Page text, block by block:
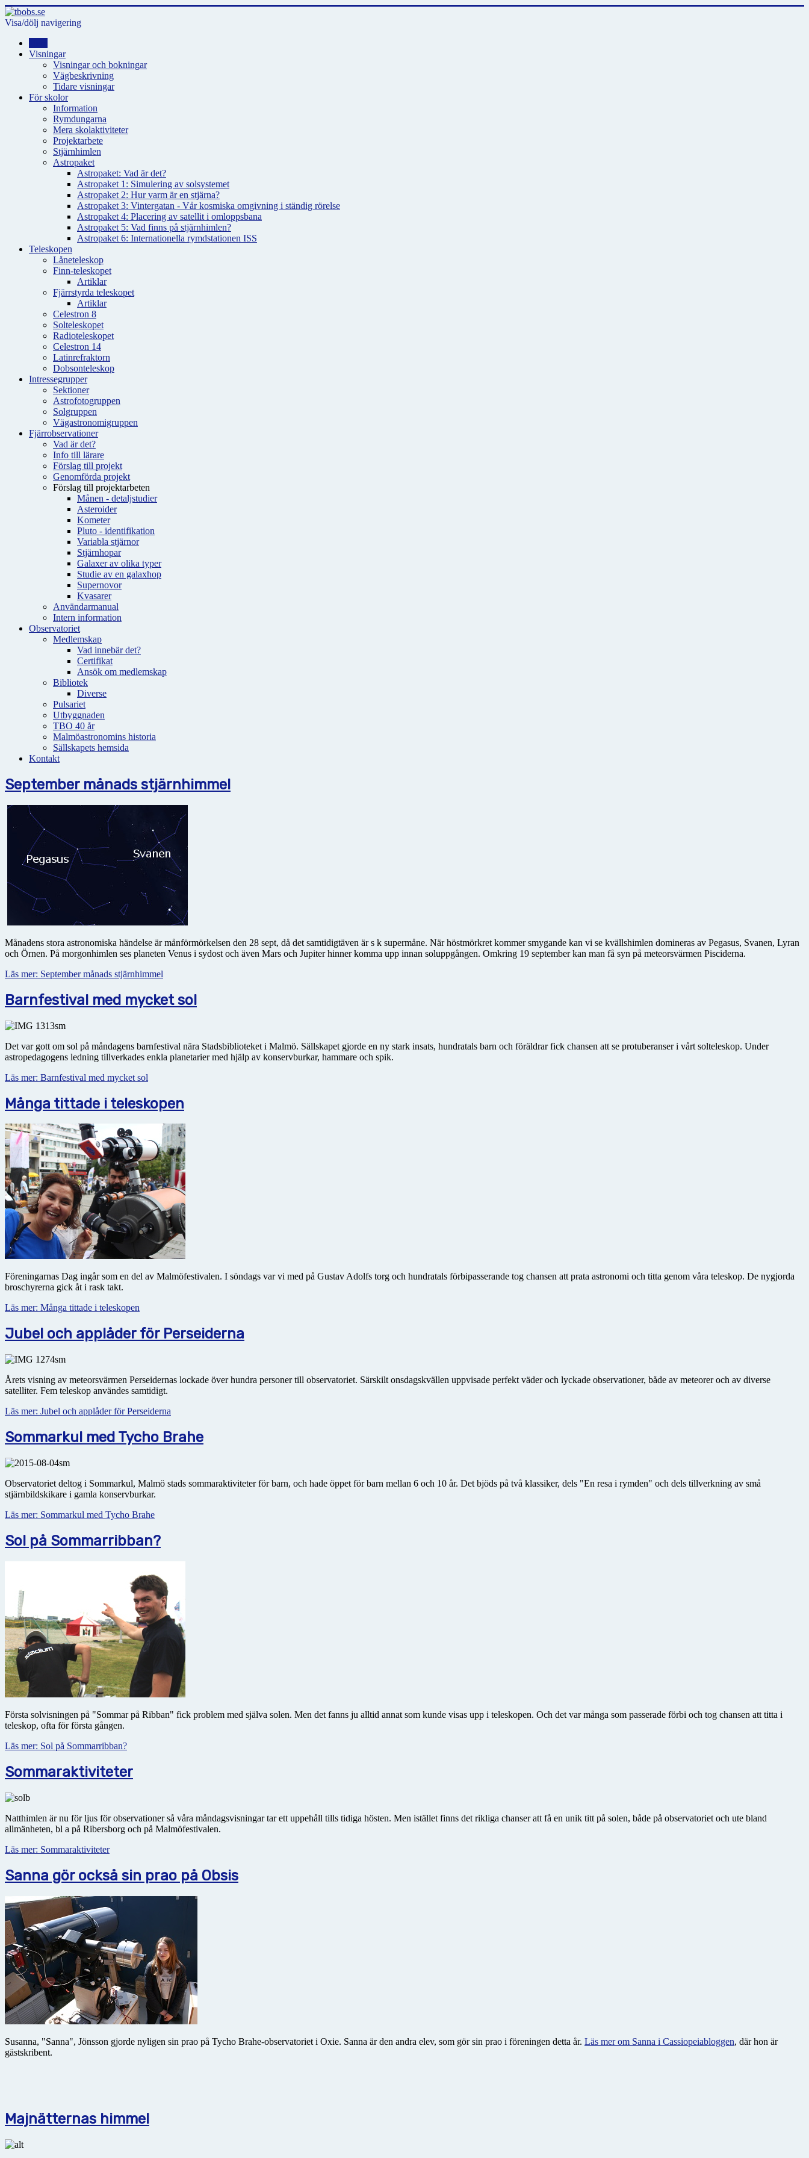
Visa/dölj navigering
Visningar
Visningar och bokningar
Vägbeskrivning
Tidare visningar
För skolor
Information
Rymdungarna
Mera skolaktiviteter
Projektarbete
Stjärnhimlen
Astropaket
Astropaket: Vad är det?
Astropaket 1: Simulering av solsystemet
Astropaket 2: Hur varm är en stjärna?
Astropaket 3: Vintergatan - Vår kosmiska omgivning i ständig rörelse
Astropaket 4: Placering av satellit i omloppsbana
Astropaket 5: Vad finns på stjärnhimlen?
Astropaket 6: Internationella rymdstationen ISS
Teleskopen
Låneteleskop
Finn-teleskopet
Artiklar
Fjärrstyrda teleskopet
Artiklar
Celestron 8
Solteleskopet
Radioteleskopet
Celestron 14
Latinrefraktorn
Dobsonteleskop
Intressegrupper
Sektioner
Astrofotogruppen
Solgruppen
Vägastronomigruppen
Fjärrobservationer
Vad är det?
Info till lärare
Förslag till projekt
Genomförda projekt
Förslag till projektarbeten
Månen - detaljstudier
Asteroider
Kometer
Pluto - identifikation
Variabla stjärnor
Stjärnhopar
Galaxer av olika typer
Studie av en galaxhop
Supernovor
Kvasarer
Användarmanual
Intern information
Observatoriet
Medlemskap
Vad innebär det?
Certifikat
Ansök om medlemskap
Bibliotek
Diverse
Pulsariet
Utbyggnaden
TBO 40 år
Malmöastronomins historia
Sällskapets hemsida
Kontakt
September månads stjärnhimmel
Månadens stora astronomiska händelse är månförmörkelsen den 28 sept, då det samtidigtäven är s k supermåne. När höstmörkret kommer smygande kan vi se kvällshimlen domineras av Pegasus, Svanen, Lyran
och Örnen. På morgonhimlen ses planeten Venus i sydost och även Mars och Jupiter hinner komma upp innan soluppgången. Omkring 19 september kan man få syn på meteorsvärmen Pisciderna.
Läs mer: September månads stjärnhimmel
Barnfestival med mycket sol
Det var gott om sol på måndagens barnfestival nära Stadsbiblioteket i Malmö. Sällskapet gjorde en ny stark insats, hundratals barn och föräldrar fick chansen att se protuberanser i vårt solteleskop. Under
astropedagogens ledning tillverkades enkla planetarier med hjälp av konservburkar, hammare och spik.
Läs mer: Barnfestival med mycket sol
Många tittade i teleskopen
Föreningarnas Dag ingår som en del av Malmöfestivalen. I söndags var vi med på Gustav Adolfs torg och hundratals förbipasserande tog chansen att prata astronomi och titta genom våra teleskop. De nygjorda
broschyrerna gick åt i rask takt.
Läs mer: Många tittade i teleskopen
Jubel och applåder för Perseiderna
Årets visning av meteorsvärmen Perseidernas lockade över hundra personer till observatoriet. Särskilt onsdagskvällen uppvisade perfekt väder och lyckade observationer, både av meteorer och av diverse
satelliter. Fem teleskop användes samtidigt.
Läs mer: Jubel och applåder för Perseiderna
Sommarkul med Tycho Brahe
Observatoriet deltog i Sommarkul, Malmö stads sommaraktiviteter för barn, och hade öppet för barn mellan 6 och 10 år. Det bjöds på två klassiker, dels "En resa i rymden" och dels tillverkning av små
stjärnbildskikare i gamla konservburkar.
Läs mer: Sommarkul med Tycho Brahe
Sol på Sommarribban?
Första solvisningen på "Sommar på Ribban" fick problem med själva solen. Men det fanns ju alltid annat som kunde visas upp i teleskopen. Och det var många som passerade förbi och tog chansen att titta i
teleskop, ofta för första gången.
Läs mer: Sol på Sommarribban?
Sommaraktiviteter
Natthimlen är nu för ljus för observationer så våra måndagsvisningar tar ett uppehåll tills tidiga hösten. Men istället finns det rikliga chanser att få en unik titt på solen, både på observatoriet och ute bland
allmänheten, bl a på Ribersborg och på Malmöfestivalen.
Läs mer: Sommaraktiviteter
Sanna gör också sin prao på Obsis
Susanna, "Sanna", Jönsson gjorde nyligen sin prao på Tycho Brahe-observatoriet i Oxie. Sanna är den andra elev, som gör sin prao i föreningen detta år. Läs mer om Sanna i Cassiopeiabloggen, där hon är
gästskribent.
Majnätternas himmel